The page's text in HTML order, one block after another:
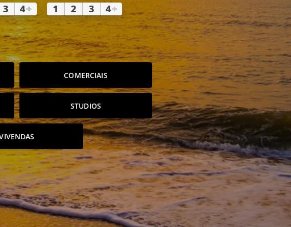
3 4+ 1 2 3 4+
COMERCIAIS
STUDIOS